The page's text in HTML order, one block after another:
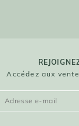
Accédez aux